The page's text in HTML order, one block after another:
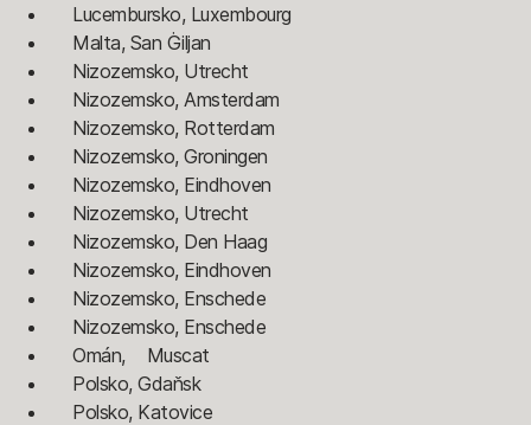
Lucembursko, Luxembourg
Malta, San Ġiljan
Nizozemsko, Utrecht
Nizozemsko, Amsterdam
Nizozemsko, Rotterdam
Nizozemsko, Groningen
Nizozemsko, Eindhoven
Nizozemsko, Utrecht
Nizozemsko, Den Haag
Nizozemsko, Eindhoven
Nizozemsko, Enschede
Nizozemsko, Enschede
Omán, Muscat
Polsko, Gdaňsk
Polsko, Katovice